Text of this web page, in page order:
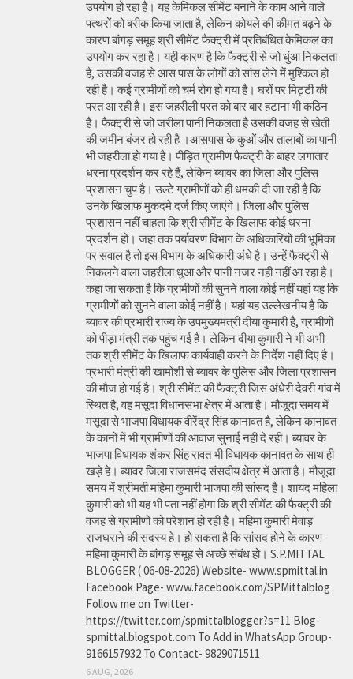
उपयोग हो रहा है। यह केमिकल सीमेंट बनाने के काम आने वाले
पत्थरों को बरीक किया जाता है, लेकिन कोयले की कीमत बढ़ने के
कारण बांगड़ समूह श्री सीमेंट फैक्ट्री में प्रतिबंधित केमिकल का
उपयोग कर रहा है। यही कारण है कि फैक्ट्री से जो धुंआ निकलता
है, उसकी वजह से आस पास के लोगों को सांस लेने में मुश्किल हो
रही है। कई ग्रामीणों को चर्म रोग हो गया है। घरों पर मिट्टी की
परत आ रही है। इस जहरीली परत को बार बार हटाना भी कठिन
है। फैक्ट्री से जो जरीला पानी निकलता है उसकी वजह से खेती
की जमीन बंजर हो रही है ।आसपास के कुओं और तालाबों का पानी
भी जहरीला हो गया है। पीड़ित ग्रामीण फैक्ट्री के बाहर लगातार
धरना प्रदर्शन कर रहे हैं, लेकिन ब्यावर का जिला और पुलिस
प्रशासन चुप है। उल्टे ग्रामीणों को ही धमकी दी जा रही है कि
उनके खिलाफ मुकदमे दर्ज किए जाएंगे। जिला और पुलिस
प्रशासन नहीं चाहता कि श्री सीमेंट के खिलाफ कोई धरना
प्रदर्शन हो। जहां तक पर्यावरण विभाग के अधिकारियों की भूमिका
पर सवाल है तो इस विभाग के अधिकारी अंधे है। उन्हें फैक्ट्री से
निकलने वाला जहरीला धुआ और पानी नजर नही नहीं आ रहा है।
कहा जा सकता है कि ग्रामीणों की सुनने वाला कोई नहीं यहां यह कि
ग्रामीणों को सुनने वाला कोई नहीं है। यहां यह उल्लेखनीय है कि
ब्यावर की प्रभारी राज्य के उपमुख्यमंत्री दीया कुमारी है, ग्रामीणों
को पीड़ा मंत्री तक पहुंच गई है। लेकिन दीया कुमारी ने भी अभी
तक श्री सीमेंट के खिलाफ कार्यवाही करने के निर्देश नहीं दिए है।
प्रभारी मंत्री की खामोशी से ब्यावर के पुलिस और जिला प्रशासन
की मौज हो गई है। श्री सीमेंट की फैक्ट्री जिस अंधेरी देवरी गांव में
स्थित है, वह मसूदा विधानसभा क्षेत्र में आता है। मौजूदा समय में
मसूदा से भाजपा विधायक वीरेंद्र सिंह कानावत है, लेकिन कानावत
के कानों में भी ग्रामीणों की आवाज सुनाई नहीं दे रही। ब्यावर के
भाजपा विधायक शंकर सिंह रावत भी विधायक कानावत के साथ ही
खड़े हे। ब्यावर जिला राजसमंद संसदीय क्षेत्र में आता है। मौजूदा
समय में श्रीमती महिमा कुमारी भाजपा की सांसद है। शायद महिला
कुमारी को भी यह भी पता नहीं होगा कि श्री सीमेंट की फैक्ट्री की
वजह से ग्रामीणों को परेशान हो रही है। महिमा कुमारी मेवाड़
राजघराने की सदस्य हे। हो सकता है कि सांसद होने के कारण
महिमा कुमारी के बांगड़ समूह से अच्छे संबंध हो। S.P.MITTAL
BLOGGER ( 06-08-2026) Website- www.spmittal.in
Facebook Page- www.facebook.com/SPMittalblog
Follow me on Twitter-
https://twitter.com/spmittalblogger?s=11 Blog-
spmittal.blogspot.com To Add in WhatsApp Group-
9166157932 To Contact- 9829071511
6 AUG, 2026